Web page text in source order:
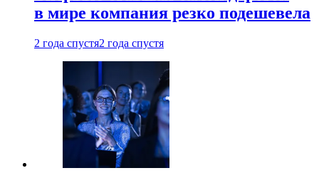
в мире компания резко подешевела
2 года спустя2 года спустя